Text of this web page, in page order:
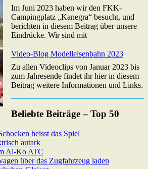
Im Juni 2023 haben wir den FKK-
Campingplatz „Kanegra“ besucht, und
berichten in diesem Beitrag über unsere
Eindrücke. Wir sind mit
Video-Blog Modelleisenbahn 2023
Zu allen Videoclips von Januar 2023 bis
zum Jahresende findet ihr hier in diesem
Beitrag weitere Informationen und Links.
Beliebte Beiträge – Top 50
heisst das Spiel
autark
Al-Ko ATC
über das Zugfahrzeug laden